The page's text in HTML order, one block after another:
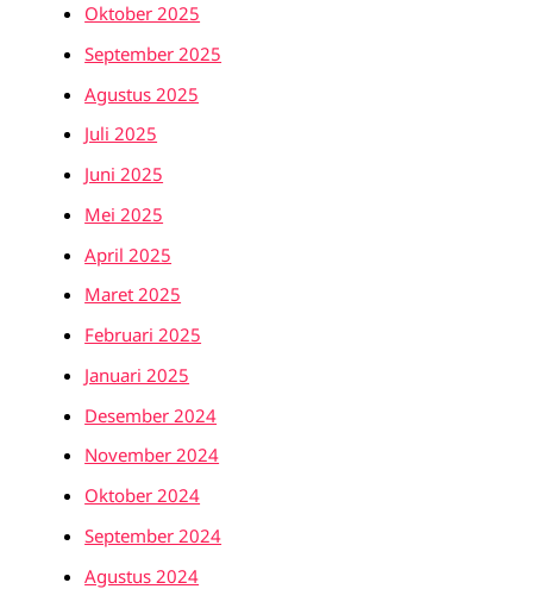
Oktober 2025
September 2025
Agustus 2025
Juli 2025
Juni 2025
Mei 2025
April 2025
Maret 2025
Februari 2025
Januari 2025
Desember 2024
November 2024
Oktober 2024
September 2024
Agustus 2024